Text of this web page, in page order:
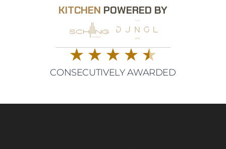
KITCHEN POWERED BY
CONSECUTIVELY AWARDED